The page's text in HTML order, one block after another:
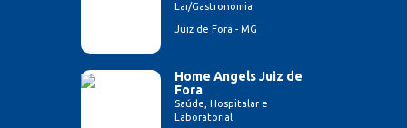
Lar/Gastronomia
Juiz de Fora - MG
Home Angels Juiz de
Fora
Saúde, Hospitalar e
Laboratorial